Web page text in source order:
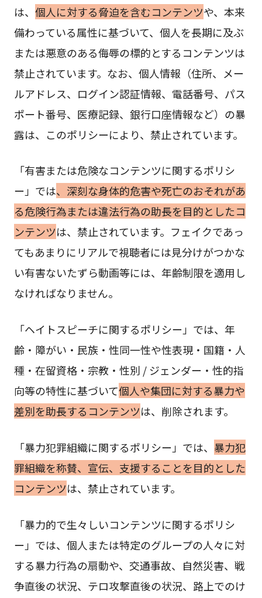
は、 個人に対する脅迫を含むコンテンツや、本来
備わっている属性に基づいて、個人を長期に及ぶ
または悪意のある侮辱の標的とするコンテンツは
禁止されています。なお、個人情報（住所、メー
ルアドレス、ログイン認証情報、電話番号、パス
ポート番号、医療記録、銀行口座情報など）の暴
露は、このポリシーにより、禁止されています。
「有害または危険なコンテンツに関するポリシ
ー」では、深刻な身体的危害や死亡のおそれがあ
る危険行為または違法行為の助長を目的としたコ
ンテンツは、禁止されています。フェイクであっ
てもあまりにリアルで視聴者には見分けがつかな
い有害ないたずら動画等には、年齢制限を適用し
なければなりません。
「ヘイトスピーチに関するポリシー」では、年
齢・障がい・民族・性同一性や性表現・国籍・人
種・在留資格・宗教・性別 / ジェンダー・性的指
向等の特性に基づいて個人や集団に対する暴力や
差別を助長するコンテンツは、削除されます。
「暴力犯罪組織に関するポリシー」では、 暴力犯
罪組織を称賛、宣伝、支援することを目的とした
コンテンツは、禁止されています。
「暴力的で生々しいコンテンツに関するポリシ
ー」では、個人または特定のグループの人々に対
する暴力行為の扇動や、交通事故、自然災害、戦
争直後の状況、テロ攻撃直後の状況、路上でのけ